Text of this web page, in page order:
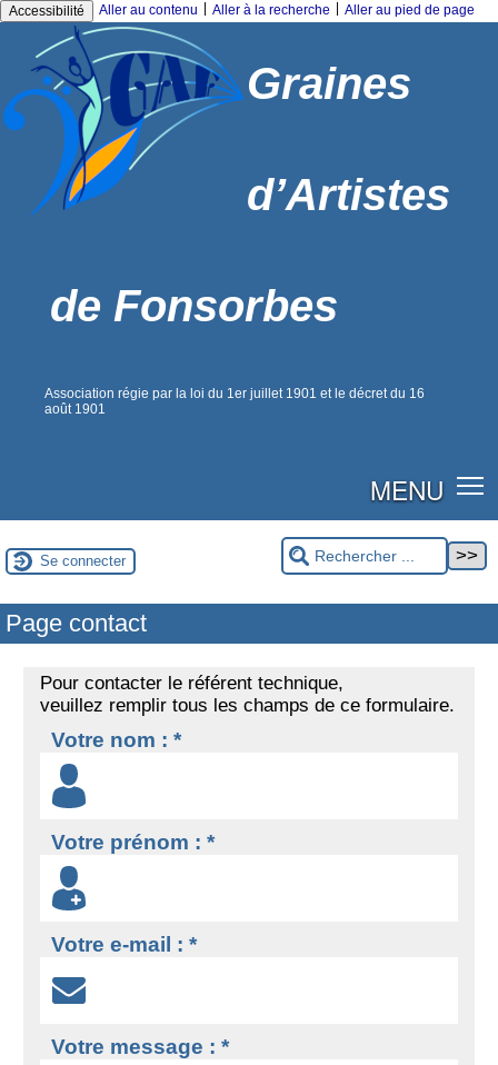
Accessibilité Aller au contenu Aller à la recherche Aller au pied de page
Graines
d’Artistes
de Fonsorbes
Association régie par la loi du 1er juillet 1901 et le décret du 16
août 1901
MENU
Se connecter
Page contact
Pour contacter le référent technique,
veuillez remplir tous les champs de ce formulaire.
Votre nom : *
Votre prénom : *
Votre e-mail : *
Votre message : *